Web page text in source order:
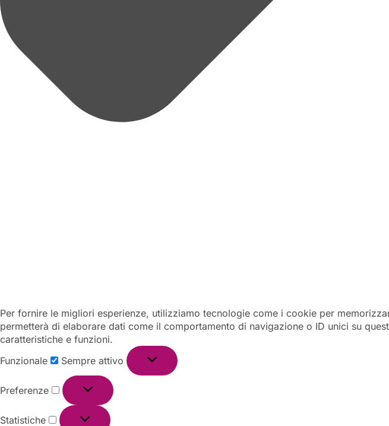
Per fornire le migliori esperienze, utilizziamo tecnologie come i cookie per
permetterà di elaborare dati come il comportamento di navigazione o ID unici su
caratteristiche e funzioni.
Funzionale
Sempre attivo
Preferenze
Preferenze
Statistiche
Statistiche